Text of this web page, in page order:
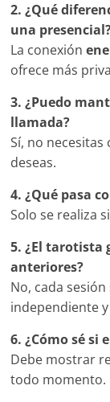
2. ¿Qué
una
La conexión
ofrece más
3. ¿Puedo
llamada?
Sí, no
deseas.
4. ¿Qué pasa
Solo se realiza
5. ¿El tarotista
anteriores?
No, cada
independiente
6. ¿Cómo sé si
Debe mostrar
todo momento.